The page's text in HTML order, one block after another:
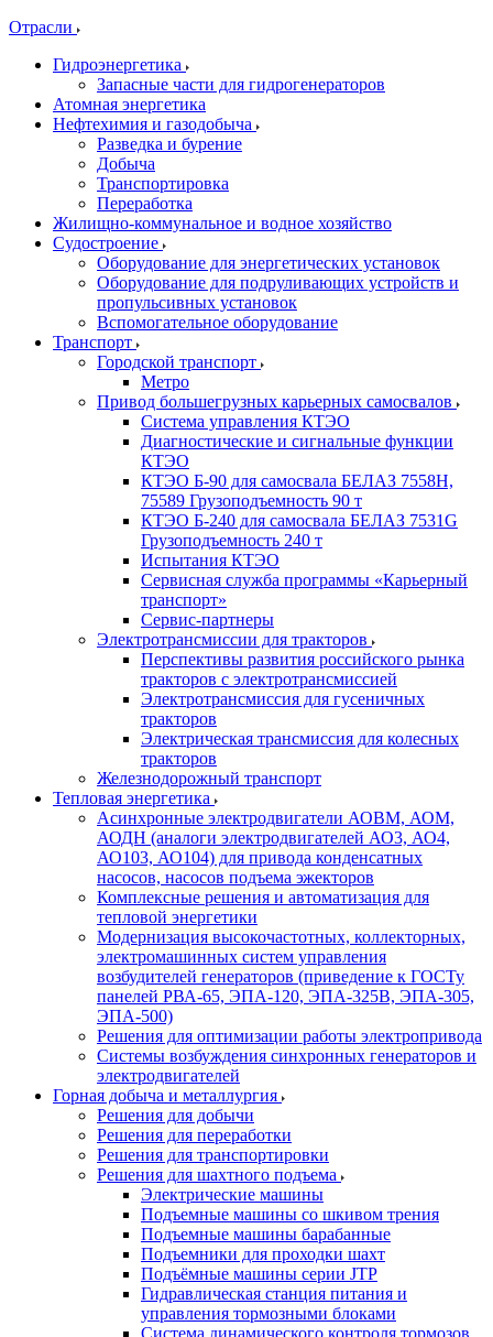
Отрасли
Гидроэнергетика
Запасные части для гидрогенераторов
Атомная энергетика
Нефтехимия и газодобыча
Разведка и бурение
Добыча
Транспортировка
Переработка
Жилищно-коммунальное и водное хозяйство
Судостроение
Оборудование для энергетических установок
Оборудование для подруливающих устройств и
пропульсивных установок
Вспомогательное оборудование
Транспорт
Городской транспорт
Метро
Привод большегрузных карьерных самосвалов
Система управления КТЭО
Диагностические и сигнальные функции
КТЭО
КТЭО Б-90 для самосвала БЕЛАЗ 7558H,
75589 Грузоподъемность 90 т
КТЭО Б-240 для самосвала БЕЛАЗ 7531G
Грузоподъемность 240 т
Испытания КТЭО
Сервисная служба программы «Карьерный
транспорт»
Сервис-партнеры
Электротрансмиссии для тракторов
Перспективы развития российского рынка
тракторов с электротрансмиссией
Электротрансмиссия для гусеничных
тракторов
Электрическая трансмиссия для колесных
тракторов
Железнодорожный транспорт
Тепловая энергетика
Асинхронные электродвигатели АОВМ, АОМ,
АОДН (аналоги электродвигателей АО3, АО4,
АО103, АО104) для привода конденсатных
насосов, насосов подъема эжекторов
Комплексные решения и автоматизация для
тепловой энергетики
Модернизация высокочастотных, коллекторных,
электромашинных систем управления
возбудителей генераторов (приведение к ГОСТу
панелей РВА-65, ЭПА-120, ЭПА-325В, ЭПА-305,
ЭПА-500)
Решения для оптимизации работы электропривода
Системы возбуждения синхронных генераторов и
электродвигателей
Горная добыча и металлургия
Решения для добычи
Решения для переработки
Решения для транспортировки
Решения для шахтного подъема
Электрические машины
Подъемные машины со шкивом трения
Подъемные машины барабанные
Подъемники для проходки шахт
Подъёмные машины серии JTP
Гидравлическая станция питания и
управления тормозными блоками
Система динамического контроля тормозов